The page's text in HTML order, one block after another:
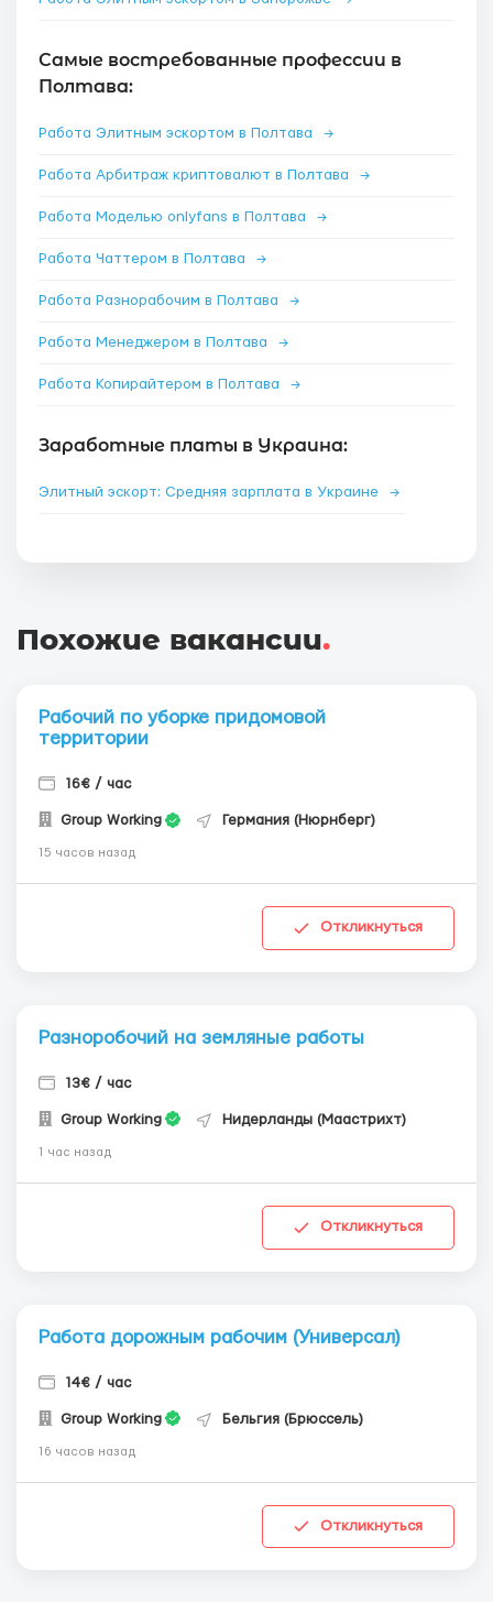
Самые востребованные профессии в
Полтава:
Работа Элитным эскортом в Полтава →
Работа Арбитраж криптовалют в Полтава →
Работа Моделью onlyfans в Полтава →
Работа Чаттером в Полтава →
Работа Разнорабочим в Полтава →
Работа Менеджером в Полтава →
Работа Копирайтером в Полтава →
Заработные платы в Украина:
Элитный эскорт: Средняя зарплата в Украине →
Похожие вакансии.
Рабочий по уборке придомовой
территории
16€ / час
Group Working Германия (Нюрнберг)
15 часов назад
Откликнуться
Разноробочий на земляные работы
13€ / час
Group Working Нидерланды (Маастрихт)
1 час назад
Откликнуться
Работа дорожным рабочим (Универсал)
14€ / час
Group Working Бельгия (Брюссель)
16 часов назад
Откликнуться